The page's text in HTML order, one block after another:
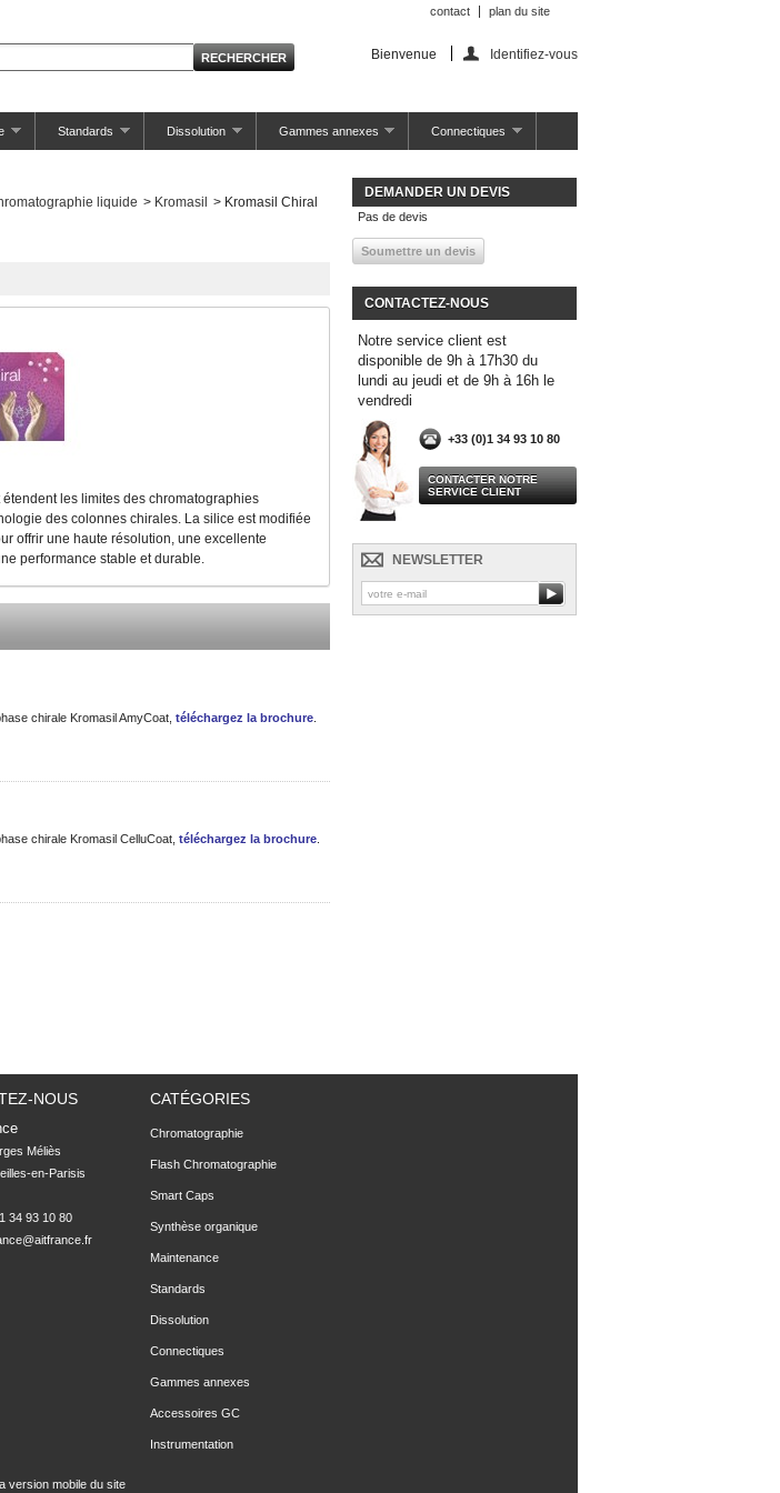
contact plan du site
Bienvenue Identifiez-vous
Standards Dissolution Gammes annexes Connectiques
liquide > Kromasil > Kromasil Chiral
les limites des chromatographies
des colonnes chirales. La silice est modifiée
offrir une haute résolution, une excellente
performance stable et durable.
chirale Kromasil AmyCoat, téléchargez la brochure
chirale Kromasil CelluCoat, téléchargez la brochure
DEMANDER UN DEVIS
Pas de devis
CONTACTEZ-NOUS
Notre service client est
disponible de 9h à 17h30 du
lundi au jeudi et de 9h à 16h le
vendredi
+33 (0)1 34 93 10 80
CONTACTER NOTRE
SERVICE CLIENT
NEWSLETTER
NOUS
Méliès
en-Parisis
34 93 10 80
CATÉGORIES
Chromatographie
Flash Chromatographie
Smart Caps
Synthèse organique
Maintenance
Standards
Dissolution
Connectiques
Gammes annexes
Accessoires GC
Instrumentation
version mobile du site